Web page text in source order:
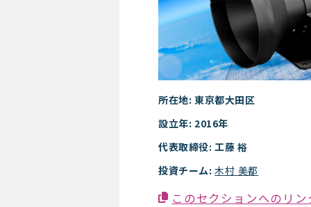
所在地: 東京都大田区
設立年: 2016年
代表取締役: 工藤 裕
投資チーム:木村 美都
このセクションへのリ